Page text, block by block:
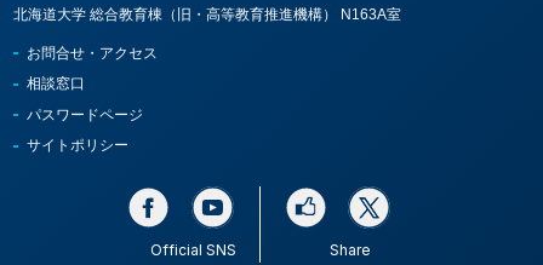
北海道大学 総合教育棟（旧・高等教育推進機構） N163A室
お問合せ・アクセス
相談窓口
パスワードページ
サイトポリシー
Official SNS Share